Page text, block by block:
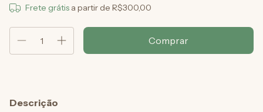
Frete grátis a partir de R$300,00
Descrição